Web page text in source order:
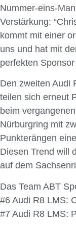
Nummer-eins-
Verstärkung:
kommt mit einer
uns und hat mit
perfekten
Den zweiten Audi
teilen sich erneut
beim
Nürburgring mit
Punkterängen
Diesen Trend will
auf dem
Das Team ABT
#6 Audi R8 LMS:
#7 Audi R8 LMS: